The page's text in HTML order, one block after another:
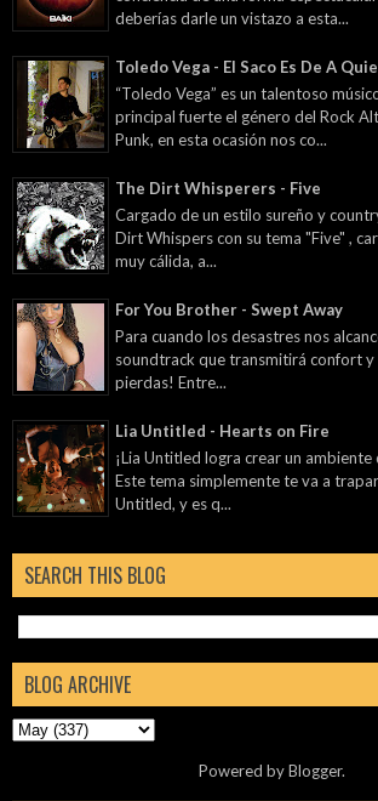
deberías darle un vistazo a esta...
Toledo Vega - El Saco Es De A
“Toledo Vega” es un talentoso
principal fuerte el género del Rock
Punk, en esta ocasión nos co...
The Dirt Whisperers - Five
Cargado de un estilo sureño y
Dirt Whispers con su tema "Five" ,
muy cálida, a...
For You Brother - Swept Away
Para cuando los desastres nos
soundtrack que transmitirá confort y
pierdas! Entre...
Lia Untitled - Hearts on Fire
¡Lia Untitled logra crear un
Este tema simplemente te va a
Untitled, y es q...
SEARCH THIS BLOG
BLOG ARCHIVE
Powered byBlogger.